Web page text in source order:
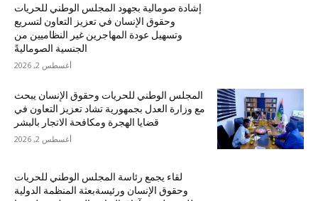
إشادة صومالية بجهود المجلس الوطني للحريات
وحقوق الإنسان في تعزيز التعاون لتسريع
وتسهيل عودة المهاجرين غير النظاميين من
الجنسية الصوماليةً
أغسطس 2, 2026
المجلس الوطني للحريات وحقوق الإنسان يبحث
مع وزارة العدل بجمهورية تشاد تعزيز التعاون في
قضايا الهجرة ومكافحة الاتجار بالبشر
أغسطس 2, 2026
لقاء يجمع رئاسة المجلس الوطني للحريات
وحقوق الإنسان ورئيسةبعثة المنظمة الدولية